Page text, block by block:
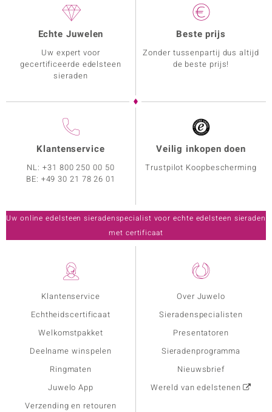
Klantenservice
Echtheidscertificaat
Welkomstpakket
Deelname winspelen
Ringmaten
Juwelo App
Verzending en retouren
Over Juwelo
Sieradenspecialisten
Presentatoren
Sieradenprogramma
Nieuwsbrief
Wereld van edelstenen
Echte Juwelen
Uw expert voor
gecertificeerde edelsteen
sieraden
Beste prijs
Zonder tussenpartij dus altijd
de beste prijs!
Klantenservice
NL:+31 800 250 00 50
BE: +49 30 21 78 26 01
Veilig inkopen doen
Trustpilot Koopbescherming
Uw online edelsteen sieradenspecialist voor echte edelsteen sieraden
met certificaat